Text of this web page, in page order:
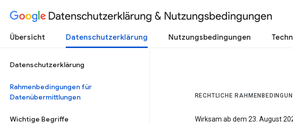
Datenschutzerklärung & Nutzungsbedingungen
Übersicht Datenschutzerklärung Nutzungsbedingungen
Datenschutzerklärung
Rahmenbedingungen für
Datenübermittlungen
Wichtige Begriffe
RECHTLICHE
Wirksam ab dem 23. August